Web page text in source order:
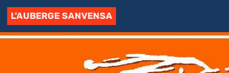
L'AUBERGE SANVENSA